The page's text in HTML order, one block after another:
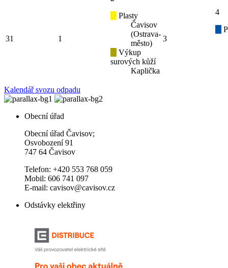
31 1
Plasty
Čavisov
(Ostrava-
město)
Výkup
surových kůží
Kaplička
3
4
Kalendář svozu odpadu
Obecní úřad
Obecní úřad Čavisov;
Osvobození 91
747 64 Čavisov
Telefon: +420 553 768 059
Mobil: 606 741 097
E-mail: cavisov@cavisov.cz
Odstávky elektřiny